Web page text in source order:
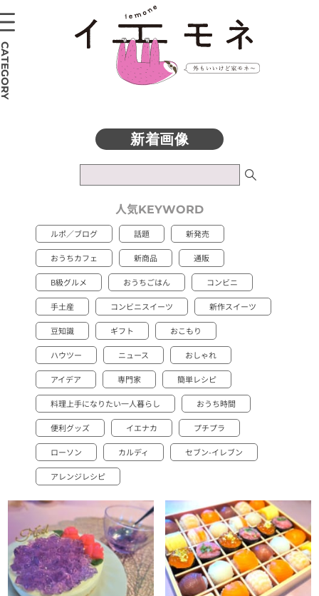
人気KEYWORD
ルポ／ブログ 話題 新発売
おうちカフェ 新商品 通販
B級グルメ おうちごはん コンビニ
手土産 コンビニスイーツ 新作スイーツ
豆知識 ギフト おこもり
ハウツー ニュース おしゃれ
アイデア 専門家 簡単レシピ
料理上手になりたい一人暮らし おうち時間
便利グッズ イエナカ プチプラ
ローソン カルディ セブン-イレブン
アレンジレシピ